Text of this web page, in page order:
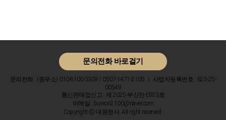
문의전화 바로걸기
문의전화 : (종무소) 010-8100-3309 / 0507-1471-2105 ㅣ 사업자등록번호 : 625-25-
00549
통신판매업신고 : 제 2025-부산진-0925호
이메일 : buwon2100@naver.com
Copyright ⓒ 대원정사. All right reserved.